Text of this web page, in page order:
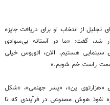
از انتخاب او برای دریافت جایزه
شد، گفت: «ما در آستانه بی‌سوادی
هستیم. الان، اتوبوس خیلی
سمت راست خم شویم.»
«هزارتوی پن»، «پسر جهنمی»، «شکل
نفوذ هوش مصنوعی در فرآیندی که تا